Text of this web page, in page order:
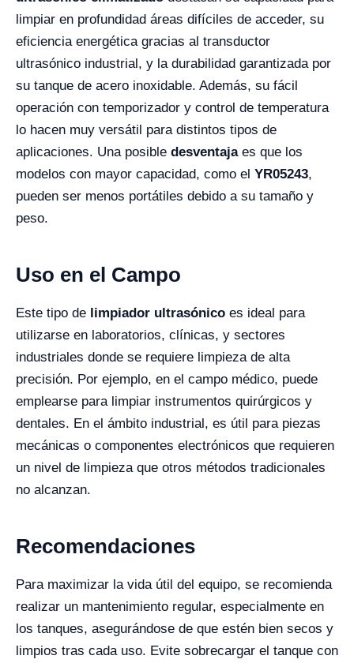
limpiar en profundidad áreas difíciles de acceder, su
eficiencia energética gracias al transductor
ultrasónico industrial, y la durabilidad garantizada por
su tanque de acero inoxidable. Además, su fácil
operación con temporizador y control de temperatura
lo hacen muy versátil para distintos tipos de
aplicaciones. Una posible desventajaes que los
modelos con mayor capacidad, como el YR05243,
pueden ser menos portátiles debido a su tamaño y
peso.
Uso en el Campo
Este tipo de limpiador ultrasónico es ideal para
utilizarse en laboratorios, clínicas, y sectores
industriales donde se requiere limpieza de alta
precisión. Por ejemplo, en el campo médico, puede
emplearse para limpiar instrumentos quirúrgicos y
dentales. En el ámbito industrial, es útil para piezas
mecánicas o componentes electrónicos que requieren
un nivel de limpieza que otros métodos tradicionales
no alcanzan.
Recomendaciones
Para maximizar la vida útil del equipo, se recomienda
realizar un mantenimiento regular, especialmente en
los tanques, asegurándose de que estén bien secos y
limpios tras cada uso. Evite sobrecargar el tanque con